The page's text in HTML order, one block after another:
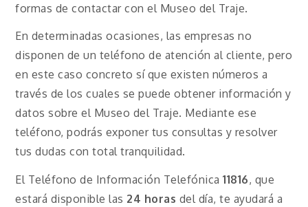
formas de contactar con el Museo del Traje.
En determinadas ocasiones, las empresas no
disponen de un teléfono de atención al cliente, pero
en este caso concreto sí que existen números a
través de los cuales se puede obtener información y
datos sobre el Museo del Traje. Mediante ese
teléfono, podrás exponer tus consultas y resolver
tus dudas con total tranquilidad.
El Teléfono de Información Telefónica11816, que
estará disponible las 24 horas del día, te ayudará a